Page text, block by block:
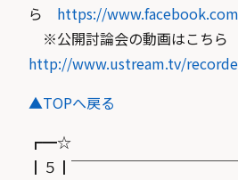
ら https://
※公開討論会の動画はこちら
http://www.ustream.tv/
▲TOPへ戻る
┏━☆
┃５┃￣￣￣￣￣￣￣￣￣￣￣